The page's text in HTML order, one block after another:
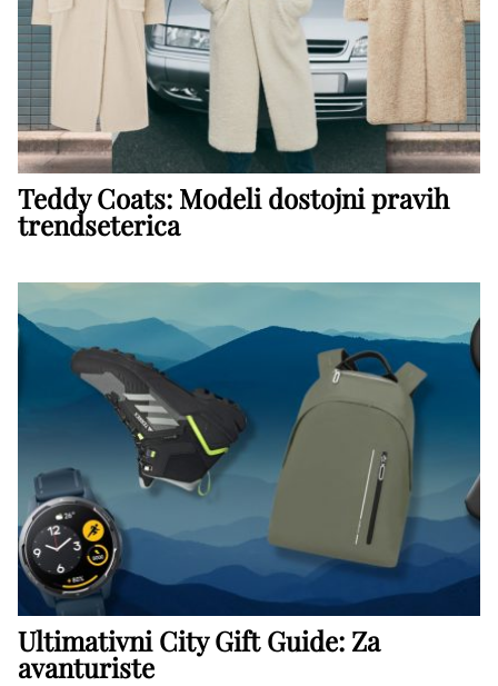
Teddy Coats: Modeli dostojni pravih
trendseterica
Ultimativni City Gift Guide: Za
avanturiste